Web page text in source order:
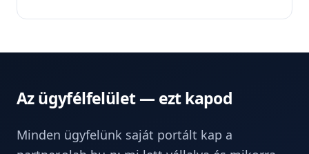
Az ügyfélfelület — ezt kapod
Minden ügyfelünk saját portált kap a